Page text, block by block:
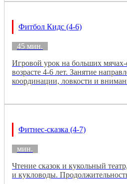
Фитбол Кидс (4-6)
45 мин.
Игровой урок на больших мячах-
возрасте 4-6 лет. Занятие
координации, ловкости и
Фитнес-сказка (4-7)
мин.
Чтение сказок и кукольный
и кукловоды.